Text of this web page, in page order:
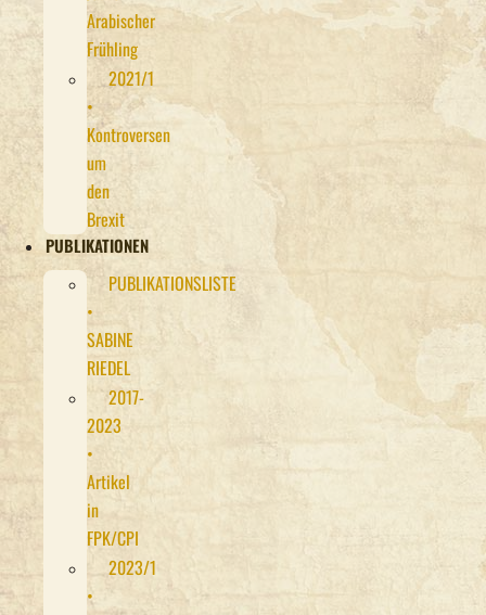
Arabischer
Frühling
2021/1
•
Kontroversen
um
den
Brexit
PUBLIKATIONEN
PUBLIKATIONSLISTE
•
SABINE
RIEDEL
2017-
2023
•
Artikel
in
FPK/CPI
2023/1
•